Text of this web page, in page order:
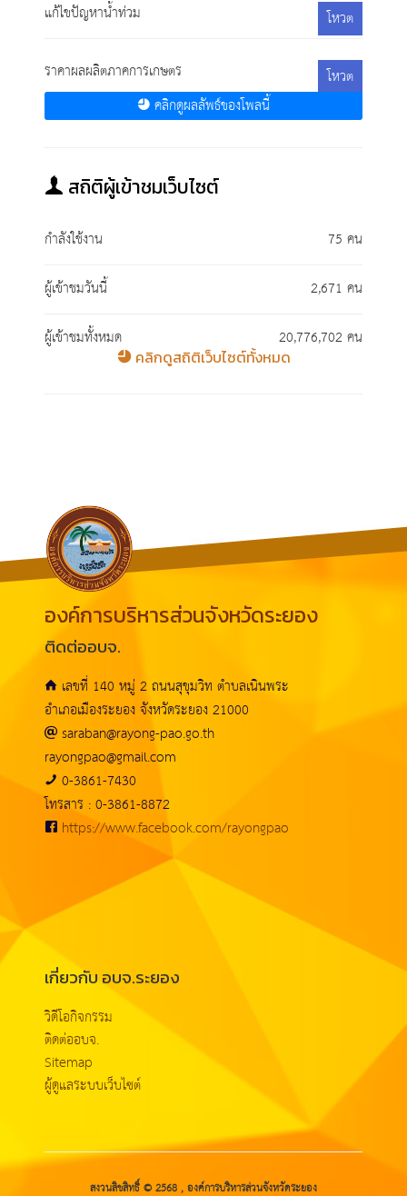
แก้ไขปัญหาน้ำท่วม โหวต
ราคาผลผลิตภาคการเกษตร
โหวต
คลิกดูผลลัพธ์ของโพลนี้
สถิติผู้เข้าชมเว็บไซต์
กำลังใช้งาน
75 คน
ผู้เข้าชมวันนี้
2,671 คน
ผู้เข้าชมทั้งหมด
20,776,702 คน
คลิกดูสถิติเว็บไซต์ทั้งหมด
องค์การบริหารส่วนจังหวัดระยอง
ติดต่ออบจ.
เลขที่ 140 หมู่ 2 ถนนสุขุมวิท ตำบลเนินพระ
อำเภอเมืองระยอง จังหวัดระยอง 21000
saraban@rayong-pao.go.th
rayongpao@gmail.com
0-3861-7430
โทรสาร : 0-3861-8872
https://www.facebook.com/rayongpao
เกี่ยวกับ อบจ.ระยอง
วิดีโอกิจกรรม
ติดต่ออบจ.
Sitemap
ผู้ดูแลระบบเว็บไซต์
สงวนลิขสิทธิ์ © 2568 , องค์การบริหารส่วนจังหวัดระยอง